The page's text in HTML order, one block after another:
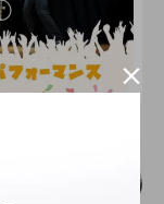
」１
。
